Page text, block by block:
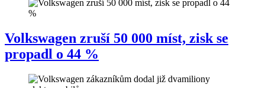
Volkswagen zruší 50 000 míst, zisk se
propadl o 44 %